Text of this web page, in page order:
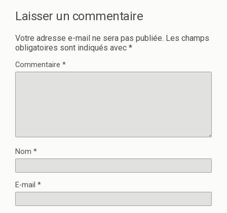
Laisser un commentaire
Votre adresse e-mail ne sera pas publiée. Les champs
obligatoires sont indiqués avec *
Commentaire *
Nom *
E-mail *